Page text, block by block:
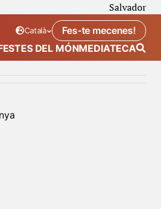
Salvador
Idioma seleccionat:
Català
. Canviar idiomaFes-te mecenes!
DEL MÓNMEDIATECA